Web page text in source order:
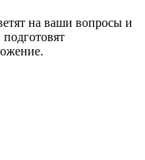
на ваши вопросы и